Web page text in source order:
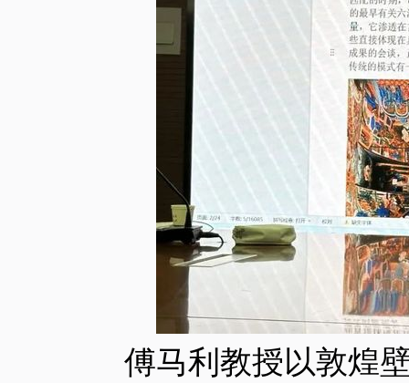
傅马利教授以敦煌